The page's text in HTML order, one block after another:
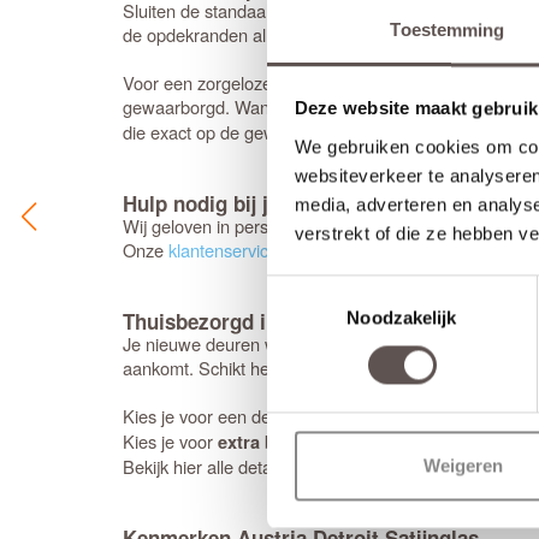
Toestemming
Deze website maakt
We gebruiken cookies om
websiteverkeer te
media, adverteren en
verstrekt of die ze hebben
Noodzakelijk
Weigeren
Sluiten de standaardmaten net niet aan? Geen
de opdekranden alleen mogelijk aan de onderzijde.
Voor een zorgeloze installatie is het aan te raden
gewaarborgd. Wanneer de benodigde afmetingen
die exact op de gewenste maat wordt geproduceerd.
Hulp nodig bij je keuze?
Wij geloven in persoonlijk advies; daarom chat je bij
Onzeklantenservice staat voor je klaar. Stel je vraag
Thuisbezorgd in 5 werkdagen
Je nieuwe deuren worden met de grootste zorg bij je
aankomt. Schikt het moment niet? Geen probleem,
Kies je voor een deurzonderbewerkingen? Dan
Kies je voorextrabewerkingen, houd dan rekening
Bekijk hier alle details over onze
bezorgservice.